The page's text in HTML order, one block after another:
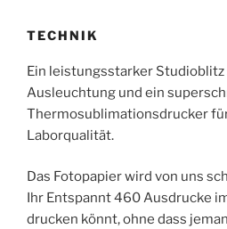
TECHNIK
Ein leistungsstarker
Ausleuchtung und ein
Thermosublimationsdrucker
Laborqualität.
Das Fotopapier wird von uns
Ihr Entspannt 460 Ausdrucke
drucken könnt, ohne dass